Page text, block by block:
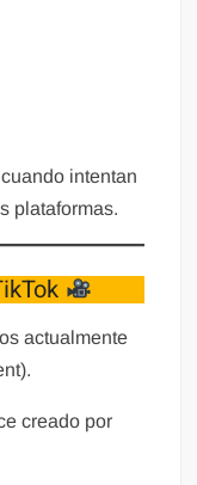
intentan
plataformas.
actualmente
creado por